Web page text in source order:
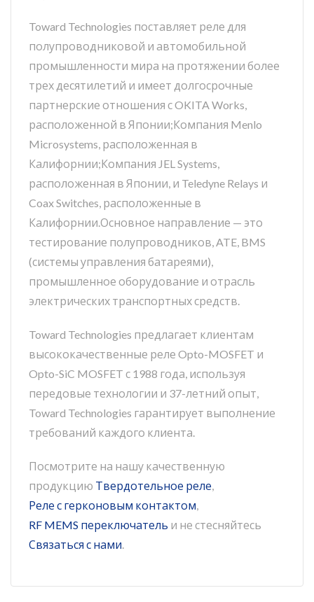
Toward Technologies поставляет реле для
полупроводниковой и автомобильной
промышленности мира на протяжении более
трех десятилетий и имеет долгосрочные
партнерские отношения с OKITA Works,
расположенной в Японии;Компания Menlo
Microsystems, расположенная в
Калифорнии;Компания JEL Systems,
расположенная в Японии, и Teledyne Relays и
Coax Switches, расположенные в
Калифорнии.Основное направление — это
тестирование полупроводников, ATE, BMS
(системы управления батареями),
промышленное оборудование и отрасль
электрических транспортных средств.
Toward Technologies предлагает клиентам
высококачественные реле Opto-MOSFET и
Opto-SiC MOSFET с 1988 года, используя
передовые технологии и 37-летний опыт,
Toward Technologies гарантирует выполнение
требований каждого клиента.
Посмотрите на нашу качественную
продукцию Твердотельное реле,
Реле с герконовым контактом,
RF MEMS переключатель и не стесняйтесь
Связаться с нами.